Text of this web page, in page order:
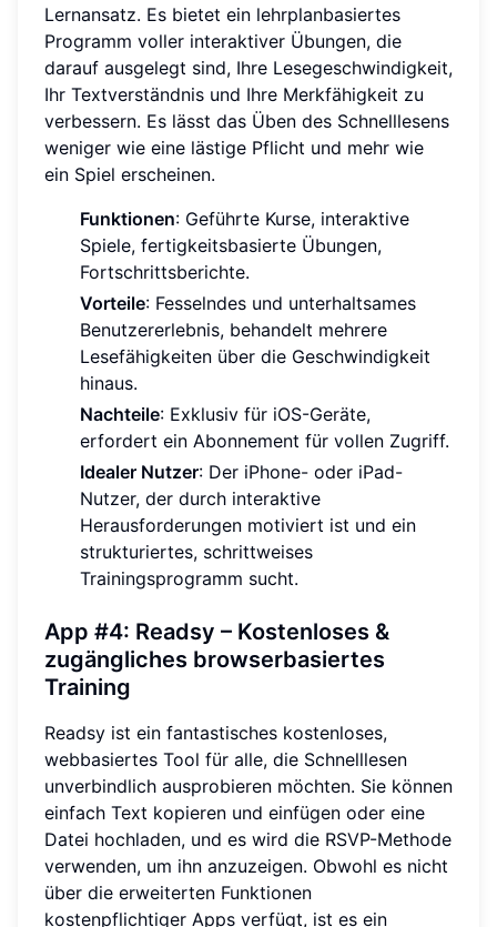
Lernansatz. Es bietet ein lehrplanbasiertes
Programm voller interaktiver Übungen, die
darauf ausgelegt sind, Ihre Lesegeschwindigkeit,
Ihr Textverständnis und Ihre Merkfähigkeit zu
verbessern. Es lässt das Üben des Schnelllesens
weniger wie eine lästige Pflicht und mehr wie
ein Spiel erscheinen.
Funktionen: Geführte Kurse, interaktive
Spiele, fertigkeitsbasierte Übungen,
Fortschrittsberichte.
Vorteile: Fesselndes und unterhaltsames
Benutzererlebnis, behandelt mehrere
Lesefähigkeiten über die Geschwindigkeit
hinaus.
Nachteile: Exklusiv für iOS-Geräte,
erfordert ein Abonnement für vollen Zugriff.
Idealer Nutzer: Der iPhone- oder iPad-
Nutzer, der durch interaktive
Herausforderungen motiviert ist und ein
strukturiertes, schrittweises
Trainingsprogramm sucht.
App #4: Readsy – Kostenloses &
zugängliches browserbasiertes
Training
Readsy ist ein fantastisches kostenloses,
webbasiertes Tool für alle, die Schnelllesen
unverbindlich ausprobieren möchten. Sie können
einfach Text kopieren und einfügen oder eine
Datei hochladen, und es wird die RSVP-Methode
verwenden, um ihn anzuzeigen. Obwohl es nicht
über die erweiterten Funktionen
kostenpflichtiger Apps verfügt, ist es ein